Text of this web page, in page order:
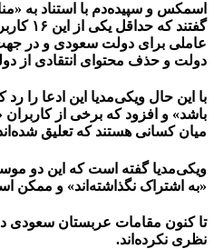
اسمکس و سپیده‌دم با استناد به
گفتند
عاملی برای دولت سعودی و در
دولت و حذف محتوای انتقادی از
با این حال ویکی‌مدیا این ادعا را
باشد» و افزود که برخی از کاربران
میان کسانی هستند که تعلیق
ویکی‌مدیا گفته است که این دو
«به اشتراک نگذاشته‌اند» و ممکن
تا کنون مقامات عربستان سعودی
نظری نکرده‌اند.